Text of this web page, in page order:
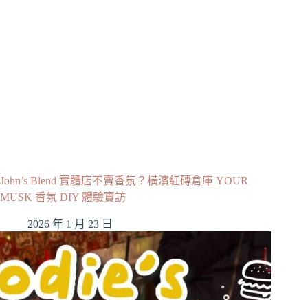
John’s Blend 實體店不賣香氛？橫濱紅磚倉庫 YOUR
MUSK 香氛 DIY 體驗實訪
2026 年 1 月 23 日